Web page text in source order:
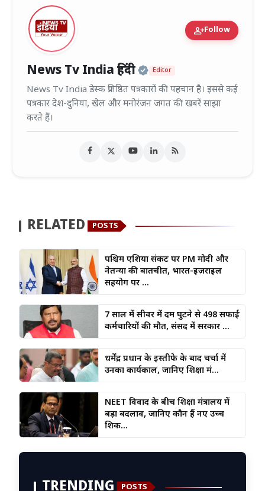
person_addFollow
News Tv India हिंदी Official | Verified
Editor
News Tv India डेस्क प्रतिष्ठित पत्रकारों की पहचान है। इससे कई
पत्रकार देश-दुनिया, खेल और मनोरंजन जगत की खबरें साझा
करते हैं।
RELATED POSTS
पश्चिम एशिया संकट पर PM मोदी और
नेतन्याहू की बातचीत, भारत-इज़राइल
सहयोग पर ...
7 साल में सीवर में दम घुटने से 498 सफाई
कर्मचारियों की मौत, संसद में सरकार ...
धर्मेंद्र प्रधान के इस्तीफे के बाद चर्चा में
उनका कार्यकाल, जानिए शिक्षा मं...
NEET विवाद के बीच शिक्षा मंत्रालय में
बड़ा बदलाव, जानिए कौन हैं नए उच्च
शिक...
TRENDING POSTS